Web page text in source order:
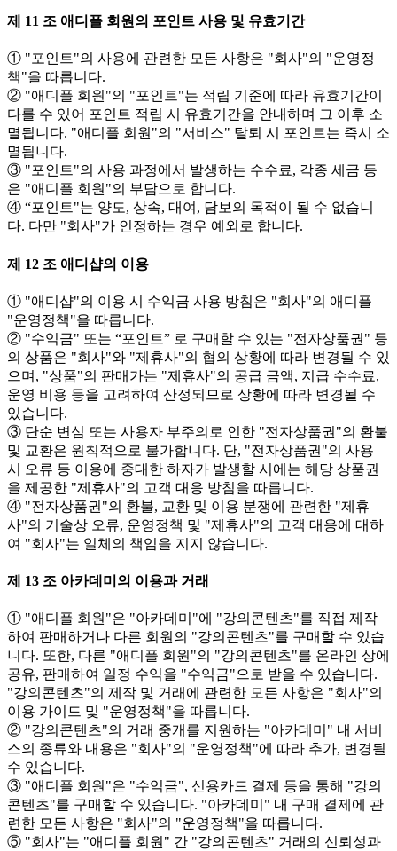
제 11 조 애디플 회원의 포인트 사용 및 유효기간
① "포인트"의 사용에 관련한 모든 사항은 "회사"의 "운영정
책"을 따릅니다.
② "애디플 회원"의 "포인트"는 적립 기준에 따라 유효기간이
다를 수 있어 포인트 적립 시 유효기간을 안내하며 그 이후 소
멸됩니다. "애디플 회원"의 "서비스" 탈퇴 시 포인트는 즉시 소
멸됩니다.
③ "포인트"의 사용 과정에서 발생하는 수수료, 각종 세금 등
은 "애디플 회원"의 부담으로 합니다.
④ “포인트"는 양도, 상속, 대여, 담보의 목적이 될 수 없습니
다. 다만 "회사"가 인정하는 경우 예외로 합니다.
제 12 조 애디샵의 이용
① "애디샵"의 이용 시 수익금 사용 방침은 "회사"의 애디플
"운영정책"을 따릅니다.
② "수익금" 또는 “포인트” 로 구매할 수 있는 "전자상품권" 등
의 상품은 "회사"와 "제휴사"의 협의 상황에 따라 변경될 수 있
으며, "상품"의 판매가는 "제휴사"의 공급 금액, 지급 수수료,
운영 비용 등을 고려하여 산정되므로 상황에 따라 변경될 수
있습니다.
③ 단순 변심 또는 사용자 부주의로 인한 "전자상품권"의 환불
및 교환은 원칙적으로 불가합니다. 단, "전자상품권"의 사용
시 오류 등 이용에 중대한 하자가 발생할 시에는 해당 상품권
을 제공한 "제휴사"의 고객 대응 방침을 따릅니다.
④ "전자상품권"의 환불, 교환 및 이용 분쟁에 관련한 "제휴
사"의 기술상 오류, 운영정책 및 "제휴사"의 고객 대응에 대하
여 "회사"는 일체의 책임을 지지 않습니다.
제 13 조 아카데미의 이용과 거래
① "애디플 회원"은 "아카데미"에 "강의콘텐츠"를 직접 제작
하여 판매하거나 다른 회원의 "강의콘텐츠"를 구매할 수 있습
니다. 또한, 다른 "애디플 회원"의 "강의콘텐츠"를 온라인 상에
공유, 판매하여 일정 수익을 "수익금"으로 받을 수 있습니다.
"강의콘텐츠"의 제작 및 거래에 관련한 모든 사항은 "회사"의
이용 가이드 및 "운영정책"을 따릅니다.
② "강의콘텐츠"의 거래 중개를 지원하는 "아카데미" 내 서비
스의 종류와 내용은 "회사"의 "운영정책"에 따라 추가, 변경될
수 있습니다.
③ "애디플 회원"은 "수익금", 신용카드 결제 등을 통해 "강의
콘텐츠"를 구매할 수 있습니다. "아카데미" 내 구매 결제에 관
련한 모든 사항은 "회사"의 "운영정책"을 따릅니다.
⑤ "회사"는 "애디플 회원" 간 "강의콘텐츠" 거래의 신뢰성과